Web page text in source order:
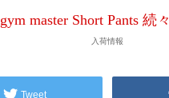
gym master Short Pants 続
入荷情報
Tweet